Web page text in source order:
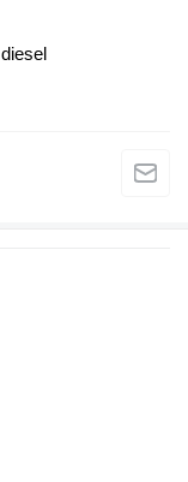
diesel